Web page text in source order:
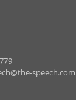
speech.com